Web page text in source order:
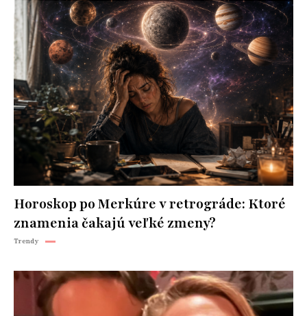
Horoskop po Merkúre v retrográde: Ktoré
znamenia čakajú veľké zmeny?
Trendy